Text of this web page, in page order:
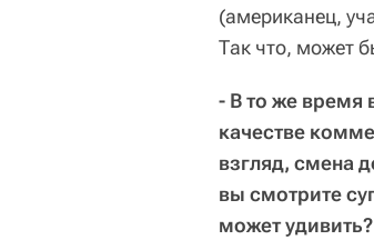
(американец,
Так что, может
- В то же время
качестве
взгляд, смена
вы смотрите
может удивить?